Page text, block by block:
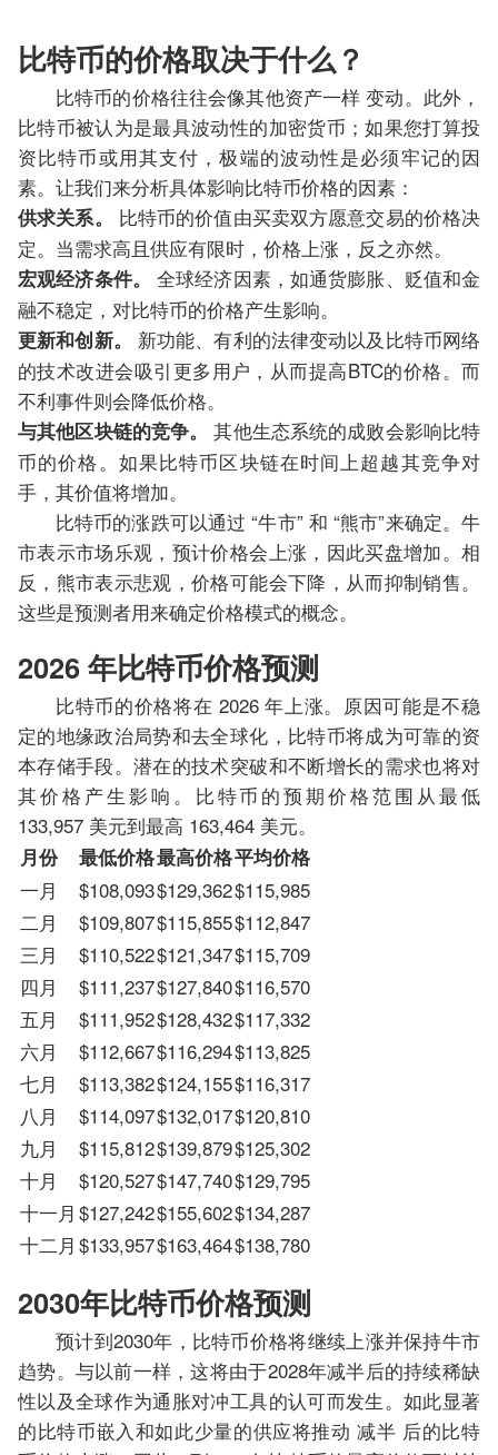
比特币的价格取决于什么？
比特币的价格往往会像其他资产一样 变动。此外，
比特币被认为是最具波动性的加密货币；如果您打算投
资比特币或用其支付，极端的波动性是必须牢记的因
素。让我们来分析具体影响比特币价格的因素：
供求关系。
比特币的价值由买卖双方愿意交易的价格决
定。当需求高且供应有限时，价格上涨，反之亦然。
宏观经济条件。
全球经济因素，如通货膨胀、贬值和金
融不稳定，对比特币的价格产生影响。
更新和创新。
新功能、有利的法律变动以及比特币网络
的技术改进会吸引更多用户，从而提高BTC的价格。而
不利事件则会降低价格。
与其他区块链的竞争。
其他生态系统的成败会影响比特
币的价格。如果比特币区块链在时间上超越其竞争对
手，其价值将增加。
比特币的涨跌可以通过 “牛市” 和 “熊市”来确定。牛
市表示市场乐观，预计价格会上涨，因此买盘增加。相
反，熊市表示悲观，价格可能会下降，从而抑制销售。
这些是预测者用来确定价格模式的概念。
2026 年比特币价格预测
比特币的价格将在 2026 年上涨。原因可能是不稳
定的地缘政治局势和去全球化，比特币将成为可靠的资
本存储手段。潜在的技术突破和不断增长的需求也将对
其价格产生影响。比特币的预期价格范围从最低
133,957 美元到最高 163,464 美元。
月份 最低价格最高价格平均价格
一月 $108,093$129,362$115,985
二月
$109,807$115,855$112,847
三月
$110,522$121,347$115,709
四月
$111,237$127,840$116,570
五月
$111,952$128,432$117,332
六月
$112,667$116,294$113,825
七月
$113,382$124,155$116,317
八月
$114,097$132,017$120,810
九月
$115,812$139,879$125,302
十月
$120,527$147,740$129,795
十一月 $127,242$155,602$134,287
十二月 $133,957$163,464$138,780
2030年比特币价格预测
预计到2030年，比特币价格将继续上涨并保持牛市
趋势。与以前一样，这将由于2028年减半后的持续稀缺
性以及全球作为通胀对冲工具的认可而发生。如此显著
的比特币嵌入和如此少量的供应将推动 减半 后的比特